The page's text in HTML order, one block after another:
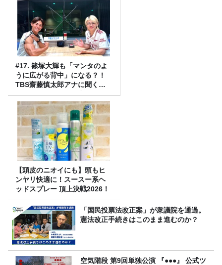
#17. 篠塚大輝も「マンタのよ
うに広がる背中」になる？！
TBS齋藤慎太郎アナに聞くメ
ンズフィジークの魅力！！
【頭皮のニオイにも】頭もヒ
ンヤリ快適に！スースー系ヘ
ッドスプレー 頂上決戦2026！
「国民投票法改正案」が衆議院を通過。
憲法改正手続きはこのまま進むのか？
空気階段 第9回単独公演 『●●●』 公式ツ